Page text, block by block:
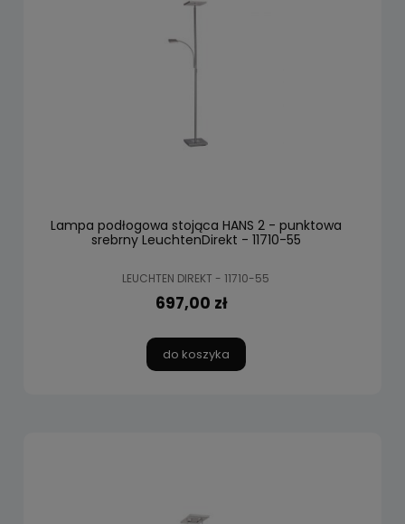
Lampa podłogowa stojąca HANS 2 - punktowa
srebrny LeuchtenDirekt - 11710-55
LEUCHTEN DIREKT - 11710-55
697,00 zł
do koszyka